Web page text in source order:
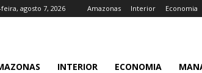
agosto 7, 2026 Amazonas Interior Economia
INTERIOR ECONOMIA